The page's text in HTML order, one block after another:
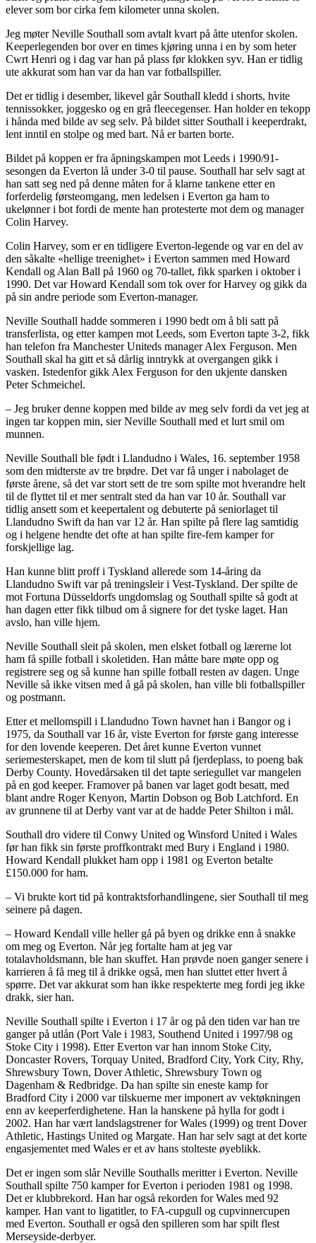
elever som bor cirka fem kilometer unna skolen.
Jeg møter Neville Southall som avtalt kvart på åtte utenfor skolen.
Keeperlegenden bor over en times kjøring unna i en by som heter
Cwrt Henri og i dag var han på plass før klokken syv. Han er tidlig
ute akkurat som han var da han var fotballspiller.
Det er tidlig i desember, likevel går Southall kledd i shorts, hvite
tennissokker, joggesko og en grå fleecegenser. Han holder en tekopp
i hånda med bilde av seg selv. På bildet sitter Southall i keeperdrakt,
lent inntil en stolpe og med bart. Nå er barten borte.
Bildet på koppen er fra åpningskampen mot Leeds i 1990/91-
sesongen da Everton lå under 3-0 til pause. Southall har selv sagt at
han satt seg ned på denne måten for å klarne tankene etter en
forferdelig førsteomgang, men ledelsen i Everton ga ham to
ukelønner i bot fordi de mente han protesterte mot dem og manager
Colin Harvey.
Colin Harvey, som er en tidligere Everton-legende og var en del av
den såkalte «hellige treenighet» i Everton sammen med Howard
Kendall og Alan Ball på 1960 og 70-tallet, fikk sparken i oktober i
1990. Det var Howard Kendall som tok over for Harvey og gikk da
på sin andre periode som Everton-manager.
Neville Southall hadde sommeren i 1990 bedt om å bli satt på
transferlista, og etter kampen mot Leeds, som Everton tapte 3-2, fikk
han telefon fra Manchester Uniteds manager Alex Ferguson. Men
Southall skal ha gitt et så dårlig inntrykk at overgangen gikk i
vasken. Istedenfor gikk Alex Ferguson for den ukjente dansken
Peter Schmeichel.
– Jeg bruker denne koppen med bilde av meg selv fordi da vet jeg at
ingen tar koppen min, sier Neville Southall med et lurt smil om
munnen.
Neville Southall ble født i Llandudno i Wales, 16. september 1958
som den midterste av tre brødre. Det var få unger i nabolaget de
første årene, så det var stort sett de tre som spilte mot hverandre helt
til de flyttet til et mer sentralt sted da han var 10 år. Southall var
tidlig ansett som et keepertalent og debuterte på seniorlaget til
Llandudno Swift da han var 12 år. Han spilte på flere lag samtidig
og i helgene hendte det ofte at han spilte fire-fem kamper for
forskjellige lag.
Han kunne blitt proff i Tyskland allerede som 14-åring da
Llandudno Swift var på treningsleir i Vest-Tyskland. Der spilte de
mot Fortuna Düsseldorfs ungdomslag og Southall spilte så godt at
han dagen etter fikk tilbud om å signere for det tyske laget. Han
avslo, han ville hjem.
Neville Southall sleit på skolen, men elsket fotball og lærerne lot
ham få spille fotball i skoletiden. Han måtte bare møte opp og
registrere seg og så kunne han spille fotball resten av dagen. Unge
Neville så ikke vitsen med å gå på skolen, han ville bli fotballspiller
og postmann.
Etter et mellomspill i Llandudno Town havnet han i Bangor og i
1975, da Southall var 16 år, viste Everton for første gang interesse
for den lovende keeperen. Det året kunne Everton vunnet
seriemesterskapet, men de kom til slutt på fjerdeplass, to poeng bak
Derby County. Hovedårsaken til det tapte seriegullet var mangelen
på en god keeper. Framover på banen var laget godt besatt, med
blant andre Roger Kenyon, Martin Dobson og Bob Latchford. En
av grunnene til at Derby vant var at de hadde Peter Shilton i mål.
Southall dro videre til Conwy United og Winsford United i Wales
før han fikk sin første proffkontrakt med Bury i England i 1980.
Howard Kendall plukket ham opp i 1981 og Everton betalte
£150.000 for ham.
– Vi brukte kort tid på kontraktsforhandlingene, sier Southall til meg
seinere på dagen.
– Howard Kendall ville heller gå på byen og drikke enn å snakke
om meg og Everton. Når jeg fortalte ham at jeg var
totalavholdsmann, ble han skuffet. Han prøvde noen ganger senere i
karrieren å få meg til å drikke også, men han sluttet etter hvert å
spørre. Det var akkurat som han ikke respekterte meg fordi jeg ikke
drakk, sier han.
Neville Southall spilte i Everton i 17 år og på den tiden var han tre
ganger på utlån (Port Vale i 1983, Southend United i 1997/98 og
Stoke City i 1998). Etter Everton var han innom Stoke City,
Doncaster Rovers, Torquay United, Bradford City, York City, Rhy,
Shrewsbury Town, Dover Athletic, Shrewsbury Town og
Dagenham & Redbridge. Da han spilte sin eneste kamp for
Bradford City i 2000 var tilskuerne mer imponert av vektøkningen
enn av keeperferdighetene. Han la hanskene på hylla for godt i
2002. Han har vært landslagstrener for Wales (1999) og trent Dover
Athletic, Hastings United og Margate. Han har selv sagt at det korte
engasjementet med Wales er et av hans stolteste øyeblikk.
Det er ingen som slår Neville Southalls meritter i Everton. Neville
Southall spilte 750 kamper for Everton i perioden 1981 og 1998.
Det er klubbrekord. Han har også rekorden for Wales med 92
kamper. Han vant to ligatitler, to FA-cupgull og cupvinnercupen
med Everton. Southall er også den spilleren som har spilt flest
Merseyside-derbyer.